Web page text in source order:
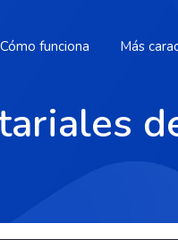
Cómo funciona Más